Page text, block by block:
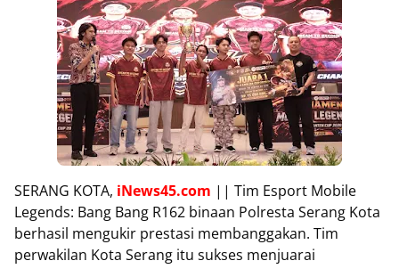
SERANG KOTA, iNews45.com || Tim Esport Mobile
Legends: Bang Bang R162 binaan Polresta Serang Kota
berhasil mengukir prestasi membanggakan. Tim
perwakilan Kota Serang itu sukses menjuarai